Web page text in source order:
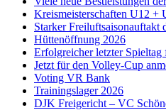
Kreismeisterschaften U12 +
Starker Freiluftsaisonauftakt
Hüttenöffnung 2026
Erfolgreicher letzter
Jetzt für den Volley-Cup
Voting VR Bank
Trainingslager 2026
DJK Freigericht – VC